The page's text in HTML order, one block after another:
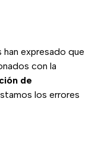
han expresado que
con la
de
los errores